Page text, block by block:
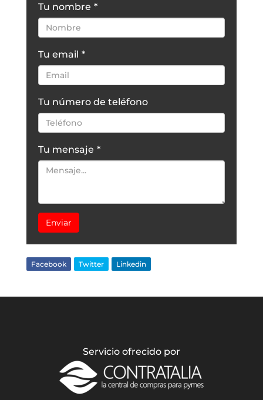
Tu nombre *
Tu email *
Tu número de teléfono
Tu mensaje *
Enviar
Facebook Twitter Linkedin
Servicio ofrecido por